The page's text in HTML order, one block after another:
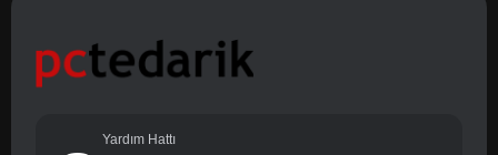
Yardım Hattı